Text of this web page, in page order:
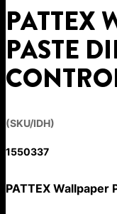
PATTEX
PASTE
(SKU/IDH)
1550337
PATTEX